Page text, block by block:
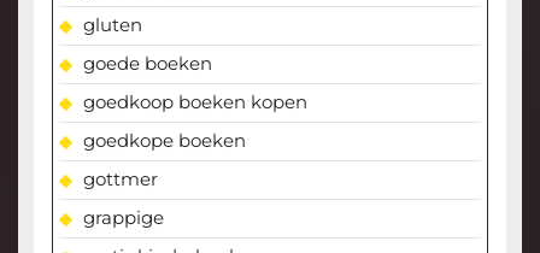
gluten
goede boeken
goedkoop boeken kopen
goedkope boeken
gottmer
grappige